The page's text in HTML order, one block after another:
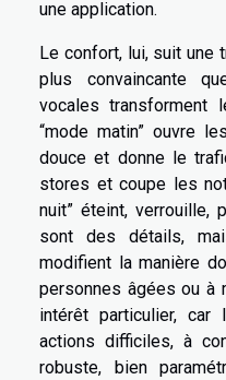
une application.
Le confort, lui, suit une
plus convaincante
vocales transforment
“mode matin” ouvre
douce et donne le
stores et coupe les
nuit” éteint, verrouille,
sont des détails,
modifient la manière
personnes âgées ou à
intérêt particulier,
actions difficiles, à
robuste, bien